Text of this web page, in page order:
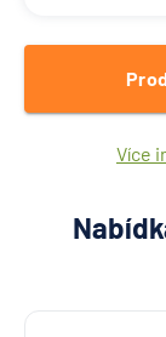
Více